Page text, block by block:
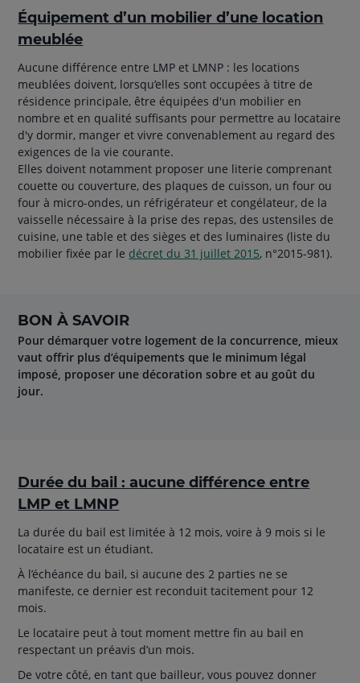
Équipement d’un mobilier d’une location
meublée
Aucune différence entre LMP et LMNP : les locations
meublées doivent, lorsqu’elles sont occupées à titre de
résidence principale, être équipées d'un mobilier en
nombre et en qualité suffisants pour permettre au locataire
d'y dormir, manger et vivre convenablement au regard des
exigences de la vie courante.
Elles doivent notamment proposer une literie comprenant
couette ou couverture, des plaques de cuisson, un four ou
four à micro-ondes, un réfrigérateur et congélateur, de la
vaisselle nécessaire à la prise des repas, des ustensiles de
cuisine, une table et des sièges et des luminaires (liste du
mobilier fixée par le décret du 31 juillet 2015, n°2015-981).
BON À SAVOIR
Pour démarquer votre logement de la concurrence, mieux
vaut offrir plus d’équipements que le minimum légal
imposé, proposer une décoration sobre et au goût du
jour.
Durée du bail : aucune différence entre
LMP et LMNP
La durée du bail est limitée à 12 mois, voire à 9 mois si le
locataire est un étudiant.
À l’échéance du bail, si aucune des 2 parties ne se
manifeste, ce dernier est reconduit tacitement pour 12
mois.
Le locataire peut à tout moment mettre fin au bail en
respectant un préavis d’un mois.
De votre côté, en tant que bailleur, vous pouvez donner